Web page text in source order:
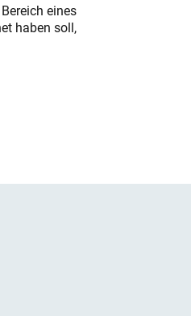
eines
haben soll,